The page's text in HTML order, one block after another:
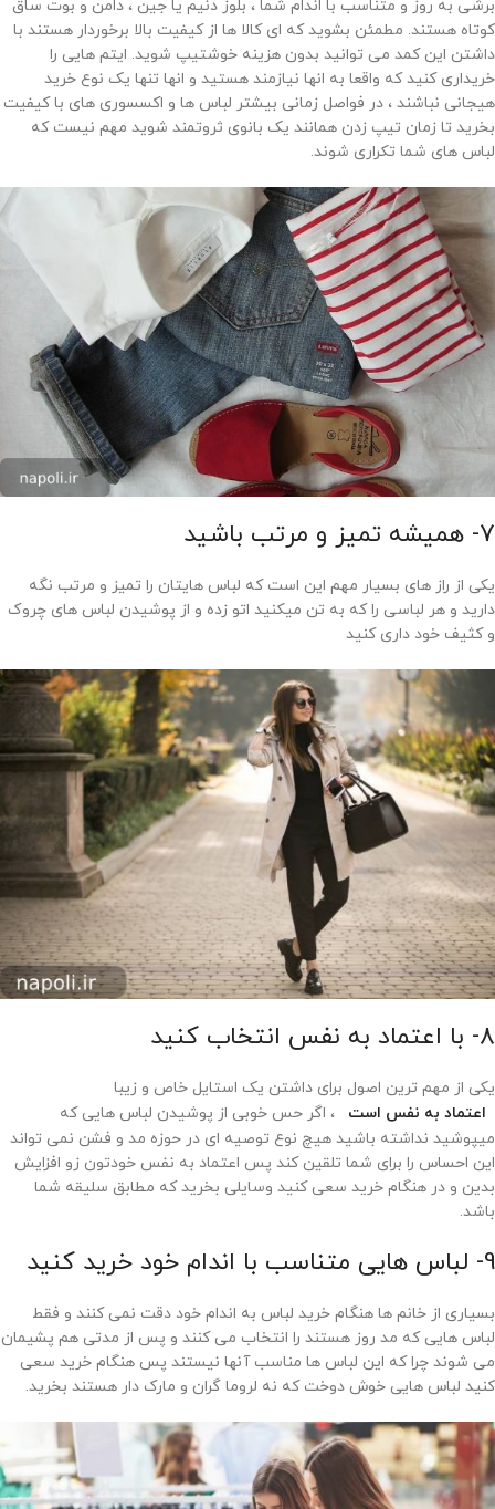
برشی به روز و متناسب با اندام شما ، بلوز دنیم یا جین ، دامن و بوت ساق
کوتاه هستند. مطمئن بشوید که ای کالا ها از کیفیت بالا برخوردار هستند با
داشتن این کمد می توانید بدون هزینه خوشتیپ شوید. ایتم هایی را
خریداری کنید که واقعا به انها نیازمند هستید و انها تنها یک نوع خرید
هیجانی نباشند ، در فواصل زمانی بیشتر لباس ها و اکسسوری های با کیفیت
بخرید تا زمان تیپ زدن همانند یک بانوی ثروتمند شوید مهم نیست که
لباس های شما تکراری شوند.
7- همیشه تمیز و مرتب باشید
یکی از راز های بسیار مهم این است که لباس هایتان را تمیز و مرتب نگه
دارید و هر لباسی را که به تن میکنید اتو زده و از پوشیدن لباس های چروک
و کثیف خود داری کنید
8- با اعتماد به نفس انتخاب کنید
یکی از مهم ترین اصول برای داشتن یک استایل خاص و زیبا
اعتماد به نفس است
، اگر حس خوبی از پوشیدن لباس هایی که
میپوشید نداشته باشید هیچ نوع توصیه ای در حوزه مد و فشن نمی تواند
این احساس را برای شما تلقین کند پس اعتماد به نفس خودتون زو افزایش
بدین و در هنگام خرید سعی کنید وسایلی بخرید که مطابق سلیقه شما
باشد.
9- لباس هایی متناسب با اندام خود خرید کنید
بسیاری از خانم ها هنگام خرید لباس به اندام خود دقت نمی کنند و فقط
لباس هایی که مد روز هستند را انتخاب می کنند و پس از مدتی هم پشیمان
می شوند چرا که این لباس ها مناسب آنها نیستند پس هنگام خرید سعی
کنید لباس هایی خوش دوخت که نه لروما گران و مارک دار هستند بخرید.